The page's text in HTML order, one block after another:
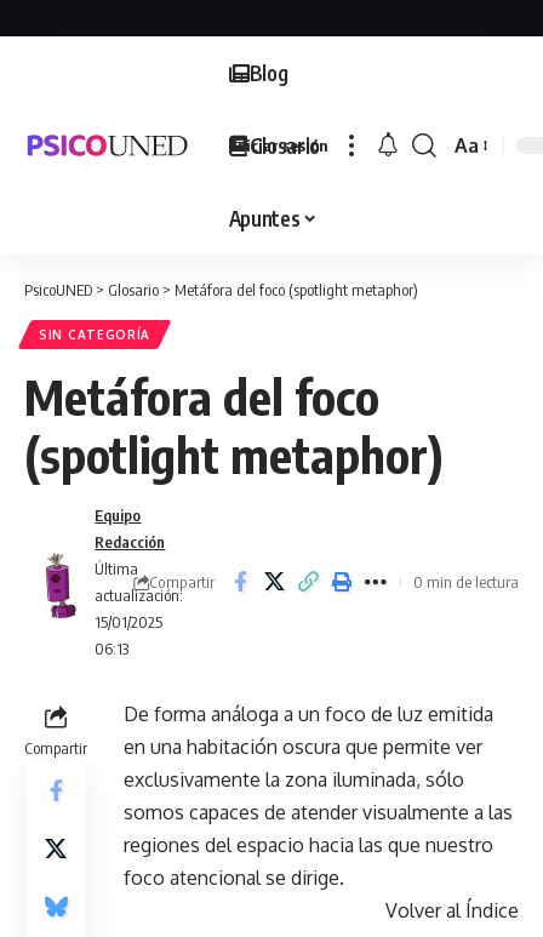
Blog
Glosario
Apuntes
Iniciar sesión
Font
Aa
PsicoUNED > Glosario > Metáfora del foco (spotlight metaphor)
SIN CATEGORÍA
Metáfora del foco
(spotlight metaphor)
Última
actualización:
15/01/2025
06:13
Equipo
Redacción
Compartir 0 min de lectura
Compartir
De forma análoga a un foco de luz emitida
en una habitación oscura que permite ver
exclusivamente la zona iluminada, sólo
somos capaces de atender visualmente a las
regiones del espacio hacia las que nuestro
foco atencional se dirige.
Volver al Índice